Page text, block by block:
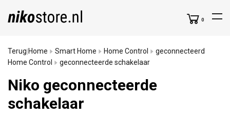
0
Terug Home Smart Home Home Control
geconnecteerd
Home Control
geconnecteerde schakelaar
Niko geconnecteerde
schakelaar